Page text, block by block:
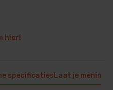
hier!
specificaties Laat je mening